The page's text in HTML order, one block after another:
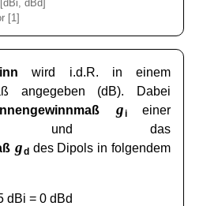
dBd]
[1]
wird i.d.R. in einem
angegeben (dB). Dabei
gieiner
das
gddes Dipols in folgendem
dBi = 0 dBd